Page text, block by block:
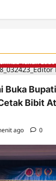
Tanah Laut
Buka
Bibit
ago 0